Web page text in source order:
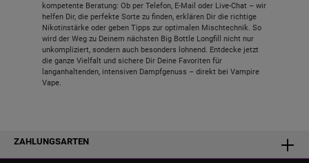
kompetente Beratung: Ob per Telefon, E-Mail oder Live-Chat – wir
helfen Dir, die perfekte Sorte zu finden, erklären Dir die richtige
Nikotinstärke oder geben Tipps zur optimalen Mischtechnik. So
wird der Weg zu Deinem nächsten Big Bottle Longfill nicht nur
unkompliziert, sondern auch besonders lohnend. Entdecke jetzt
die ganze Vielfalt und sichere Dir Deine Favoriten für
langanhaltenden, intensiven Dampfgenuss – direkt bei Vampire
Vape.
ZAHLUNGSARTEN